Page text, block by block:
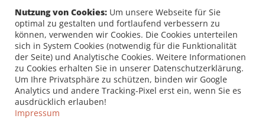
Nutzung von Cookies: Um unsere Webseite für Sie
optimal zu gestalten und fortlaufend verbessern zu
können, verwenden wir Cookies. Die Cookies unterteilen
sich in System Cookies (notwendig für die Funktionalität
der Seite) und Analytische Cookies. Weitere Informationen
zu Cookies erhalten Sie in unserer Datenschutzerklärung.
Um Ihre Privatsphäre zu schützen, binden wir Google
Analytics und andere Tracking-Pixel erst ein, wenn Sie es
ausdrücklich erlauben!
Impressum
PERSÖNLICHE DATEN /
RECHNUNGSANSCHRIFT
Firma
Vorname *